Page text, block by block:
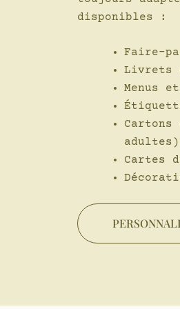
disponibles :
Faire-
Livrets
Menus
adultes)
Cartes